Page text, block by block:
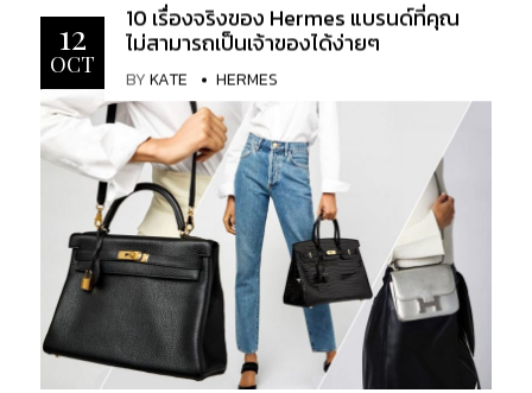
อันมีชื่อเสียงของแบรนด์อันน่าทึ่งเหล่านั้น ตั้งแต่ The
Haute-à-Courroies bag จนถึง Birkin bag ใน
ปัจจุบัน ที่มาของสุดยอดกระเป๋าเหล่านี้เป็นอย่างไรบ้าง
ติดตามได้จากบทความนี้ Thierry Hermès: The
Founding of an Empire : [1837-1878] Thierry
Hermès (1837-1878) เรื่องราวของแบรนด์ Hermes
เริ่มต้นจาก Thierry Hermès ผู้ก่อตั้งแบรนด์ เขาเกิด
เมื่อวันที่ 10 เดือนมกราคม ปี ค.ศ. 1801 ที่เมือง Krefeld
ในเขต North Rhine-Westphalia ของเยอรมัน ในเวลา
นั้น เมืองนี้เป็นส่วนหนึ่งของสาธารณรัฐฝรั่งเศสที่หนึ่ง
ที่เพิ่งถูกยึดไป ดังนั้นเธียร์รีจึงได้รับการพิจารณาว่า
เป็นพลเมืองฝรั่งเศสในจักรวรรดิฝรั่งเศสที่หนึ่งที่
กำลังขยายตัว ภายใต้การนำของนโปเลียน โบนาปาร์ต
12
OCT
10 เรื่องจริงของ Hermes แบรนด์ที่คุณ
ไม่สามารถเป็นเจ้าของได้ง่ายๆ
BYKATE HERMES